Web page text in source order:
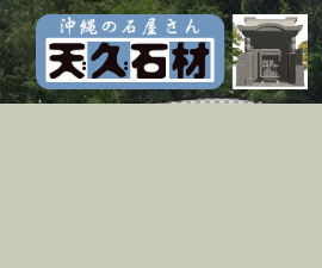
Skip
to
content